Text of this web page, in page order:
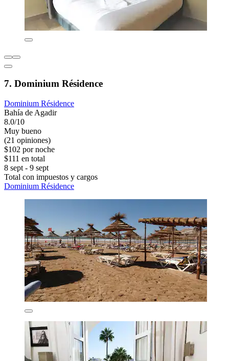
7. Dominium Résidence
Dominium Résidence
Bahía de Agadir
8.0/10
Muy bueno
(21 opiniones)
$102 por noche
$111 en total
8 sept - 9 sept
Total con impuestos y cargos
Dominium Résidence